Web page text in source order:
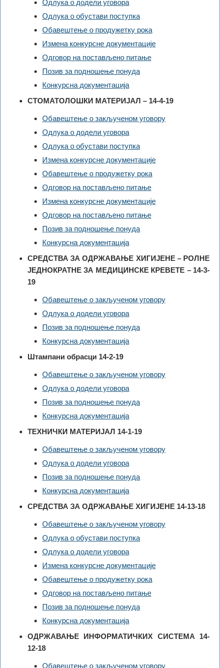
Одлука о додели уговора
Одлука о обустави поступка
Обавештење о продужетку рока
Измена конкурсне документације
Одговор на постављено питање
Позив за подношење понуда
Конкурсна документација
СТОМАТОЛОШКИ МАТЕРИЈАЛ – 14-4-19
Обавештење о закљученом уговору
Одлука о додели уговора
Одлука о обустави поступка
Измена конкурсне документације
Обавештење о продужетку рока
Одговор на постављено питање
Измена конкурсне документације
Одговор на постављено питање
Позив за подношење понуда
Конкурсна документација
СРЕДСТВА ЗА ОДРЖАВАЊЕ ХИГИЈЕНЕ – РОЛНЕ
ЈЕДНОКРАТНЕ ЗА МЕДИЦИНСКЕ КРЕВЕТЕ – 14-3-
19
Обавештење о закљученом уговору
Одлука о додели уговора
Позив за подношење понуда
Конкурсна документација
Штампани обрасци 14-2-19
Обавештење о закљученом уговору
Одлука о додели уговора
Позив за подношење понуда
Конкурсна документација
ТЕХНИЧКИ МАТЕРИЈАЛ 14-1-19
Обавештење о закљученом уговору
Одлука о додели уговора
Позив за подношење понуда
Конкурсна документација
СРЕДСТВА ЗА ОДРЖАВАЊЕ ХИГИЈЕНЕ 14-13-18
Обавештење о закљученом уговору
Одлука о обустави поступка
Одлука о додели уговора
Измена конкурсне документације
Обавештење о продужетку рока
Одговор на постављено питање
Позив за подношење понуда
Конкурсна документација
ОДРЖАВАЊЕ ИНФОРМАТИЧКИХ СИСТЕМА 14-
12-18
Обавештење о закљученом уговору